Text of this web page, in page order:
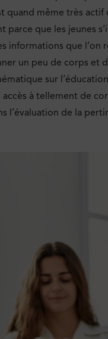
quand même très
parce que les jeunes
informations que
un peu de corps et
sur
à tellement de
l’évaluation de la